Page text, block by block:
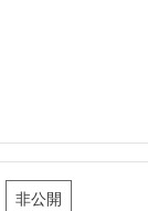
非公開